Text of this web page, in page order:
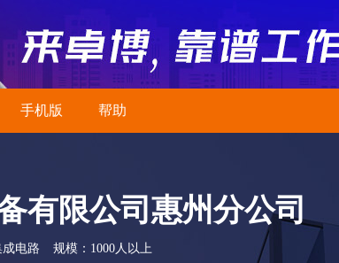
手机版 帮助
有限公司惠州分公司
电路
规模：1000人以上